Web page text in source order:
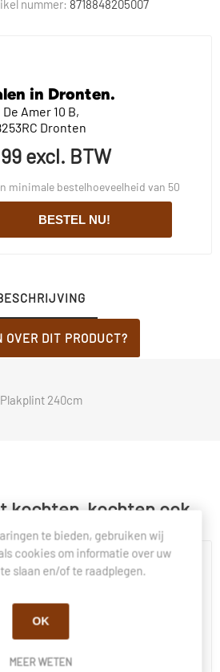
nummer: 8718848205007
in Dronten.
De Amer 10 B,
Dronten
excl. BTW
minimale bestelhoeveelheid van 50
BESTEL NU!
OVER DIT PRODUCT?
Plakplint 240cm
kochten, kochten ook.
te bieden, gebruiken wij
cookies om informatie over uw
slaan en/of te raadplegen.
OK
MEER WETEN